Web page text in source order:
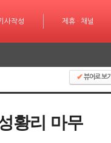
사작성 제휴 · 채널
휴 · 채널
✔뷰어로 보기
황리 마무